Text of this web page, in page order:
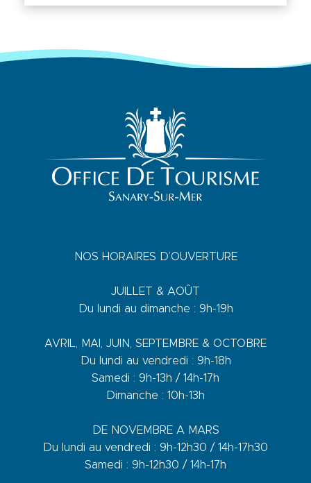
NOS HORAIRES D’OUVERTURE
JUILLET & AOÛT
Du lundi au dimanche : 9h-19h
AVRIL, MAI, JUIN, SEPTEMBRE & OCTOBRE
Du lundi au vendredi : 9h-18h
Samedi : 9h-13h / 14h-17h
Dimanche : 10h-13h
DE NOVEMBRE A MARS
Du lundi au vendredi : 9h-12h30 / 14h-17h30
Samedi : 9h-12h30 / 14h-17h